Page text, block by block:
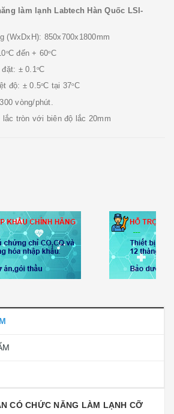
làm lạnh Labtech Hàn Quốc LSI-
(WxDxH): 850x700x1800mm
oC đến + 60oC
± 0.1oC
độ: ± 0.5oC tại 37oC
vòng/phút.
lắc tròn với biên độ lắc 20mm
CÓ CHỨC NĂNG LÀM LẠNH CỠ